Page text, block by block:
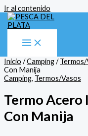
Ir al contenido
Inicio /Camping/Termos/
Con Manija
Camping, Termos/Vasos
Termo Acero
Con Manija